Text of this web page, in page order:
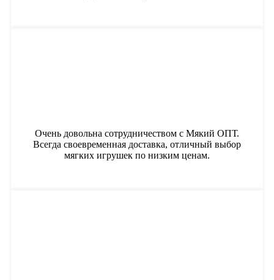
Очень довольна сотрудничеством с Мякий ОПТ.
Всегда своевременная доставка, отличный выбор
мягких игрушек по низким ценам.